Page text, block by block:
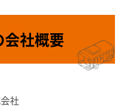
社概要
社